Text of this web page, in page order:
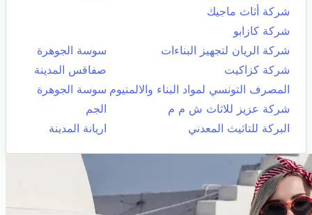
شركة أثاث ماجيك
شركة كازابو
شركة الريان لتجهيز البناءات
سوسة الجوهرة
شركة كزاكيت
صفاقس المدينة
المصرف التونسي لمواد البناء والالمنيوم سوسة الجوهرة
شركة عزيز للاثاث ش م م
الجم
البركة للتاثيث المعدني
اريانة المدينة